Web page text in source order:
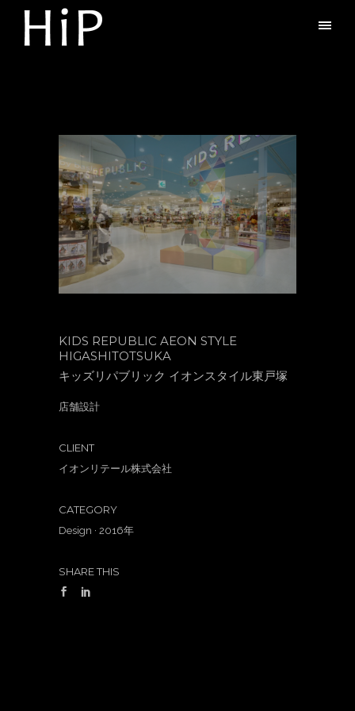
KIDS REPUBLIC AEON STYLE
HIGASHITOTSUKA
キッズリパブリック イオンスタイル東戸塚
店舗設計
CLIENT
イオンリテール株式会社
CATEGORY
Design · 2016年
SHARE THIS